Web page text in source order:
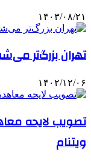
۱۴۰۳/۰۸/۲۱
تهران بزرگ‌تر
۱۴۰۲/۱۲/۰۶
تصویب لایحه
ویتنام